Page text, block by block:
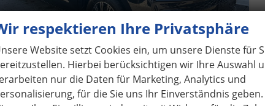
T7 California
respektieren Ihre Privatsphäre
Website setzt Cookies ein, um unsere Dienste für
Hierbei berücksichtigen wir Ihre Auswahl
nur die Daten für Marketing, Analytics und
für die Sie uns Ihr Einverständnis geben.